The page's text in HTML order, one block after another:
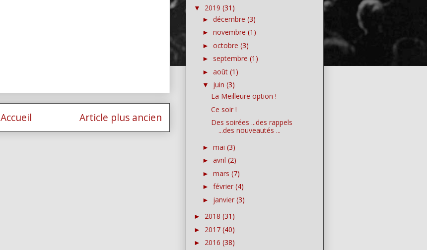
Article plus ancien
Accueil
▼ 2019 (31)
► décembre (3)
► novembre (1)
► octobre (3)
► septembre (1)
► août (1)
▼ juin (3)
La Meilleure option !
Ce soir !
Des soirées ...des rappels
...des nouveautés ...
► mai (3)
► avril (2)
► mars (7)
► février (4)
► janvier (3)
► 2018 (31)
► 2017 (40)
► 2016 (38)